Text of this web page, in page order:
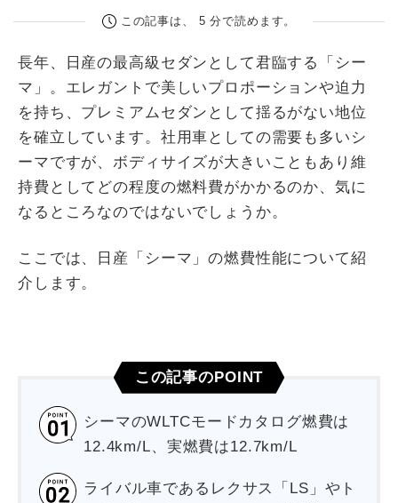
この記事は、 5 分で読めます。
長年、日産の最高級セダンとして君臨する「シー
マ」。エレガントで美しいプロポーションや迫力
を持ち、プレミアムセダンとして揺るがない地位
を確立しています。社用車としての需要も多いシ
ーマですが、ボディサイズが大きいこともあり維
持費としてどの程度の燃料費がかかるのか、気に
なるところなのではないでしょうか。
ここでは、日産「シーマ」の燃費性能について紹
介します。
この記事のPOINT
シーマのWLTCモードカタログ燃費は
12.4km/L、実燃費は12.7km/L
ライバル車であるレクサス「LS」やト